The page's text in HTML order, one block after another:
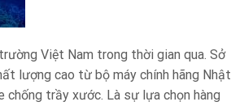
Việt Nam trong thời gian qua. Sở
lượng cao từ bộ máy chính hãng Nhật
trầy xước. Là sự lựa chọn hàng